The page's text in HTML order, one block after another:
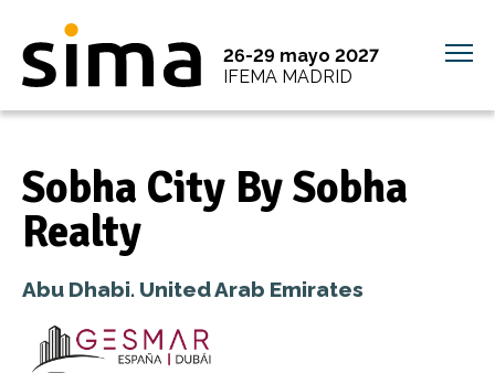
26-29 mayo 2027
IFEMA MADRID
Sobha City By Sobha
Realty
Abu Dhabi. United Arab Emirates